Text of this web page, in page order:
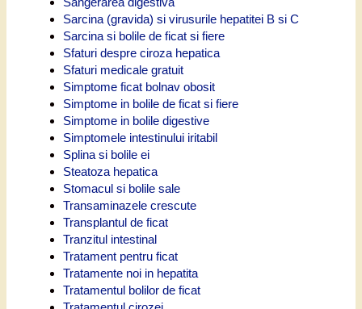
Sarcina (gravida) si virusurile hepatitei B si C
Sarcina si bolile de ficat si fiere
Sfaturi despre ciroza hepatica
Sfaturi medicale gratuit
Simptome ficat bolnav obosit
Simptome in bolile de ficat si fiere
Simptome in bolile digestive
Simptomele intestinului iritabil
Splina si bolile ei
Steatoza hepatica
Stomacul si bolile sale
Transaminazele crescute
Transplantul de ficat
Tranzitul intestinal
Tratament pentru ficat
Tratamente noi in hepatita
Tratamentul bolilor de ficat